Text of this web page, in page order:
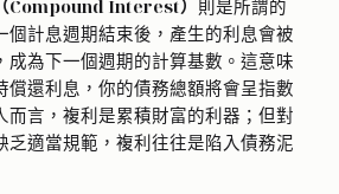
Compound Interest） 則是所謂的
個計息週期結束後，產生的利息會被
成為下一個週期的計算基數。這意味
償還利息，你的債務總額將會呈指數
而言，複利是累積財富的利器；但對
乏適當規範，複利往往是陷入債務泥